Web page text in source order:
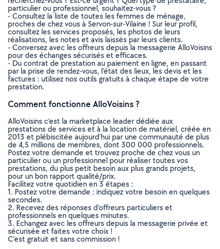
particulier ou professionnel, souhaitez-vous ?
- Consultez la liste de toutes les femmes de ménage,
proches de chez vous à Servon-sur-Vilaine ! Sur leur profil,
consultez les services proposés, les photos de leurs
réalisations, les notes et avis laissés par leurs clients.
- Conversez avec les offreurs depuis la messagerie AlloVoisins
pour des échanges sécurisés et efficaces.
- Du contrat de prestation au paiement en ligne, en passant
par la prise de rendez-vous, l’état des lieux, les devis et les
factures : utilisez nos outils gratuits à chaque étape de votre
prestation.
Comment fonctionne AlloVoisins ?
AlloVoisins c’est la marketplace leader dédiée aux
prestations de services et à la location de matériel, créée en
2013 et plébiscitée aujourd’hui par une communauté de plus
de 4,5 millions de membres, dont 300 000 professionnels.
Postez votre demande et trouvez proche de chez vous un
particulier ou un professionnel pour réaliser toutes vos
prestations, du plus petit besoin aux plus grands projets,
pour un bon rapport qualité/prix.
Facilitez votre quotidien en 3 étapes :
1. Postez votre demande : indiquez votre besoin en quelques
secondes.
2. Recevez des réponses d’offreurs particuliers et
professionnels en quelques minutes.
3. Echangez avec les offreurs depuis la messagerie privée et
sécurisée et faites votre choix !
C’est gratuit et sans commission !